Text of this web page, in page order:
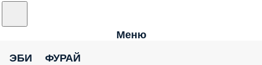
Меню
ЭБИ ФУРАЙ